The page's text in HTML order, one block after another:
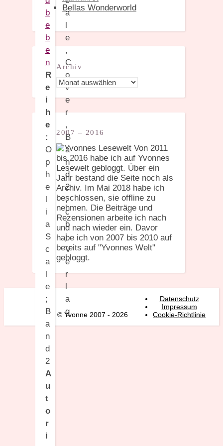
b
e
b
e
n
R
e
i
h
e
:
O
p
h
e
l
i
a
S
c
a
l
e
;
B
a
n
d
2
A
u
t
o
r
i
Bellas Wonderworld
Archiv
Archiv
2007 – 2016
Von 2011
bis 2016 habe ich auf Yvonnes
Lesewelt gebloggt. Über ein
Jahr bestand die Seite noch als
Archiv. Im Mai 2018 habe ich
beschlossen, sie offline zu
nehmen. Die Beiträge und
Rezensionen arbeite ich nach
und nach wieder ein. Davor
habe ich von 2007 bis 2010 auf
bereits auf "Yvonnes Welt"
gebloggt.
© Yvonne 2007 - 2026
Datenschutz
Impressum
Cookie-Richtlinie